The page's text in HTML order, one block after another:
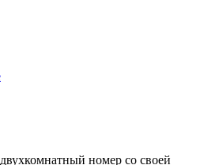
номер со своей